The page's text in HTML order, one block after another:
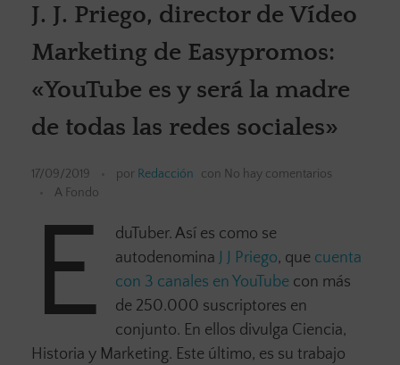
J. J. Priego, director de Vídeo
Marketing de Easypromos:
«YouTube es y será la madre
de todas las redes sociales»
17/09/2019 por Redacción con No hay comentarios
A Fondo
E
duTuber. Así es como se
autodenomina J J Priego, que cuenta
con 3 canales en YouTube con más
de 250.000 suscriptores en
conjunto. En ellos divulga Ciencia,
Historia y Marketing. Este último, es su trabajo